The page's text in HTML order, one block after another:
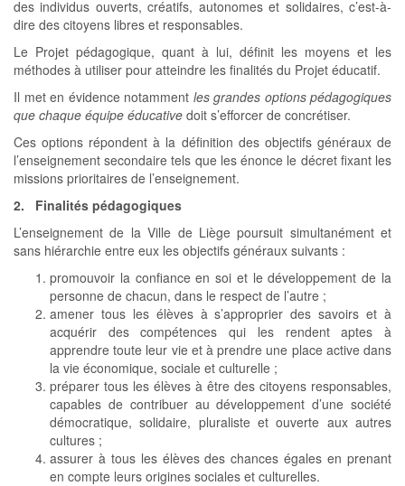
des individus ouverts, créatifs, autonomes et solidaires, c’est-à-
dire des citoyens libres et responsables.
Le Projet pédagogique, quant à lui, définit les moyens et les
méthodes à utiliser pour atteindre les finalités du Projet éducatif.
Il met en évidence notamment les grandes options pédagogiques
que chaque équipe éducative doit s’efforcer de concrétiser.
Ces options répondent à la définition des objectifs généraux de
l’enseignement secondaire tels que les énonce le décret fixant les
missions prioritaires de l’enseignement.
2. Finalités pédagogiques
L’enseignement de la Ville de Liège poursuit simultanément et
sans hiérarchie entre eux les objectifs généraux suivants :
promouvoir la confiance en soi et le développement de la
personne de chacun, dans le respect de l’autre ;
amener tous les élèves à s’approprier des savoirs et à
acquérir des compétences qui les rendent aptes à
apprendre toute leur vie et à prendre une place active dans
la vie économique, sociale et culturelle ;
préparer tous les élèves à être des citoyens responsables,
capables de contribuer au développement d’une société
démocratique, solidaire, pluraliste et ouverte aux autres
cultures ;
assurer à tous les élèves des chances égales en prenant
en compte leurs origines sociales et culturelles.